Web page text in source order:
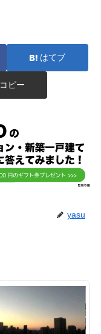
はてブ
コピー
yasu